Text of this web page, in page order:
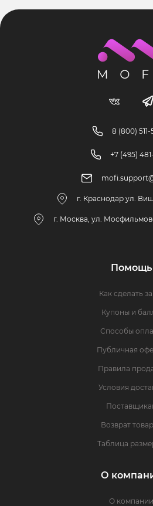
8 (800)
+7 (495)
г. Краснодар ул.
г. Москва, ул.
Помощь
Как сделать
Купоны и
Способы
Публичная
Правила
Условия
Возврат
Таблица
О
О компании